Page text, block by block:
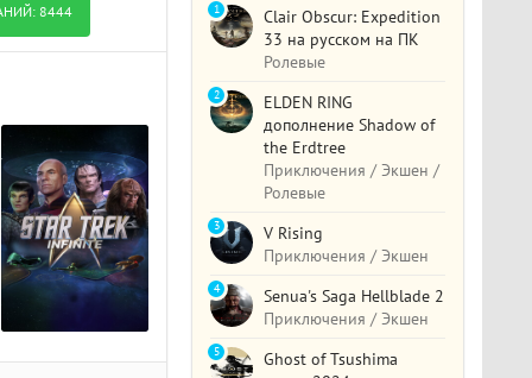
8444
Clair Obscur: Expedition
33 на русском на ПК
Ролевые
1
ELDEN RING
дополнение Shadow of
the Erdtree
Приключения / Экшен /
Ролевые
2
V Rising
Приключения / Экшен
3
Senua's Saga Hellblade 2
Приключения / Экшен
4
Ghost of Tsushima
5